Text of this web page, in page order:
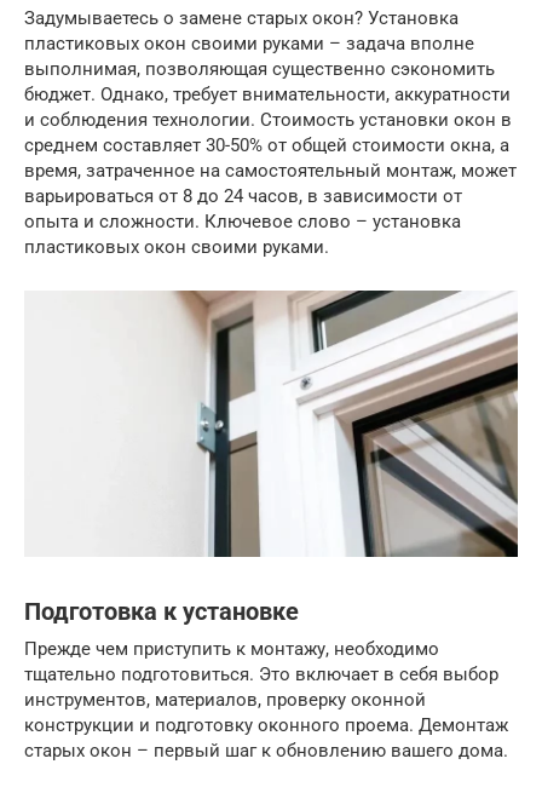
Задумываетесь о замене старых окон? Установка
пластиковых окон своими руками – задача вполне
выполнимая, позволяющая существенно сэкономить
бюджет. Однако, требует внимательности, аккуратности
и соблюдения технологии. Стоимость установки окон в
среднем составляет 30-50% от общей стоимости окна, а
время, затраченное на самостоятельный монтаж, может
варьироваться от 8 до 24 часов, в зависимости от
опыта и сложности. Ключевое слово – установка
пластиковых окон своими руками.
Подготовка к установке
Прежде чем приступить к монтажу, необходимо
тщательно подготовиться. Это включает в себя выбор
инструментов, материалов, проверку оконной
конструкции и подготовку оконного проема. Демонтаж
старых окон – первый шаг к обновлению вашего дома.